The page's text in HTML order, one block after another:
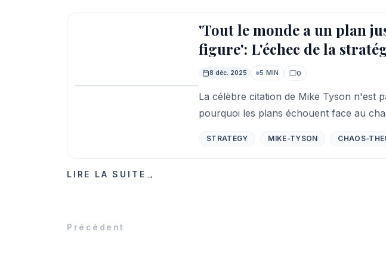
'Tout le monde a un plan
figure': L'échec de la
8 déc. 2025 5 MIN 0
Commentaires
La célèbre citation de Mike Tyson n'est
pourquoi les plans échouent face au
STRATEGY MIKE-TYSON CHAOS-
LIRE LA SUITE →
Précédent